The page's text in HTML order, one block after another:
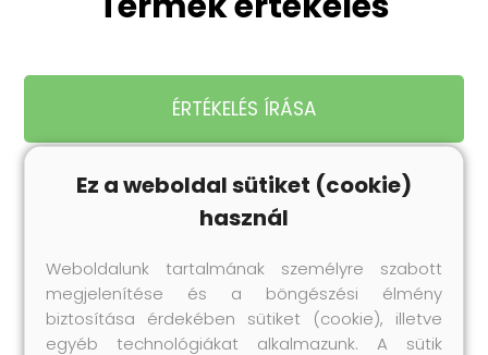
ÉRTÉKELÉS ÍRÁSA
Legnépszerűbb
termékeink
Próbáld ki te is korábbi vásárlóink kedvenc
Collonil termékeit!
Ez a weboldal sütiket (cookie)
használ
Weboldalunk tartalmának személyre szabott
megjelenítése és a böngészési élmény
biztosítása érdekében sütiket (cookie), illetve
egyéb technológiákat alkalmazunk. A sütik